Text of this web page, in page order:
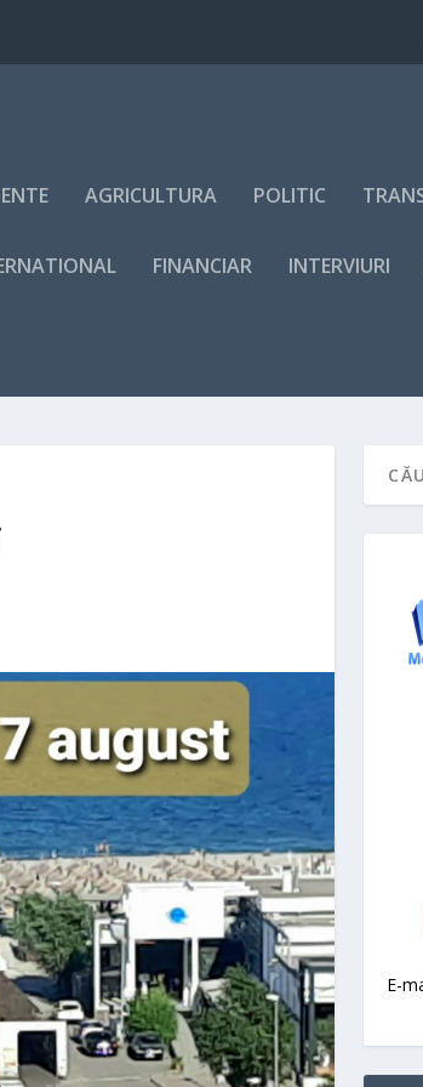
AGRICULTURA POLITIC
FINANCIAR INTERVIURI
E-